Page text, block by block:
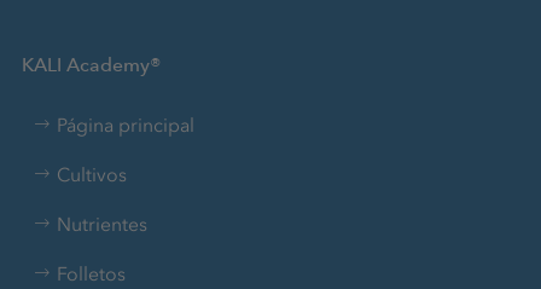
KALI Academy®
Página principal
Cultivos
Nutrientes
Folletos